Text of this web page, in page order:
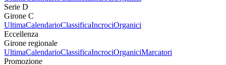
Serie D
Girone C
UltimaCalendarioClassificaIncrociOrganici
Eccellenza
Girone regionale
UltimaCalendarioClassificaIncrociOrganiciMarcatori
Promozione